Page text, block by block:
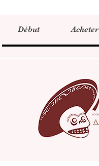
Début Acheter